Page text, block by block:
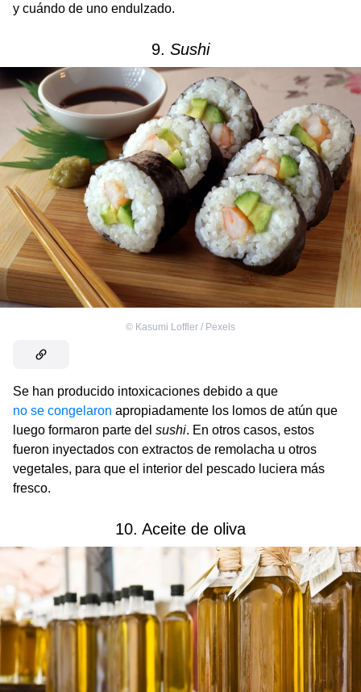
y cuándo de uno endulzado.
9. Sushi
© Kasumi Loffler / Pexels
Se han producido intoxicaciones debido a que
no se congelaron apropiadamente los lomos de atún que
luego formaron parte del sushi. En otros casos, estos
fueron inyectados con extractos de remolacha u otros
vegetales, para que el interior del pescado luciera más
fresco.
10. Aceite de oliva